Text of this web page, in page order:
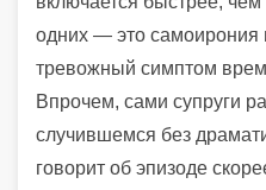
одних — это самоирония
тревожный симптом
Впрочем, сами супруги
случившемся без
говорит об эпизоде